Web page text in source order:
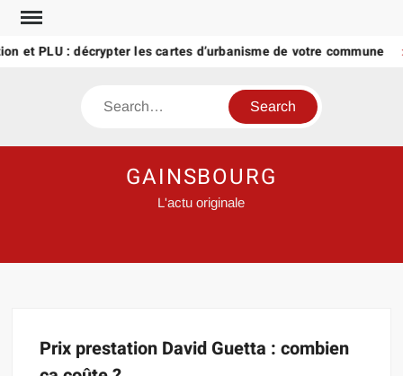
Skip
content
et PLU : décrypter les cartes d’urbanisme de votre commune
Search
GAINSBOURG
L'actu originale
Prix prestation David Guetta : combien